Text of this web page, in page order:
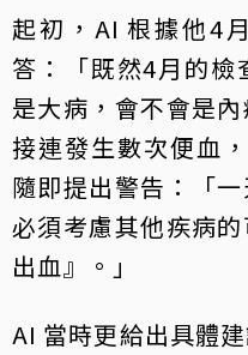
起初，AI 根據他4
答：「既然4月的檢
是大病，會不會是
接連發生數次便血
隨即提出警告：「
必須考慮其他疾病
出血』。」
AI 當時更給出具體